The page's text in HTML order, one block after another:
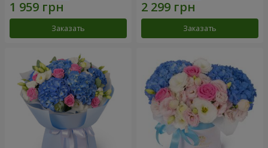
Заказать Заказать